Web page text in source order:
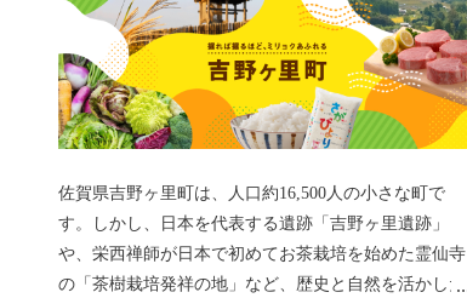
佐賀県吉野ヶ里町は、人口約16,500人の小さな町で
す。しかし、日本を代表する遺跡「吉野ヶ里遺跡」
や、栄西禅師が日本で初めてお茶栽培を始めた霊仙寺
の「茶樹栽培発祥の地」など、歴史と自然を活かした